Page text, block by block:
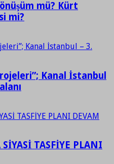
mü? Kürt
mi?
Kanal İstanbul
TASFİYE PLANI